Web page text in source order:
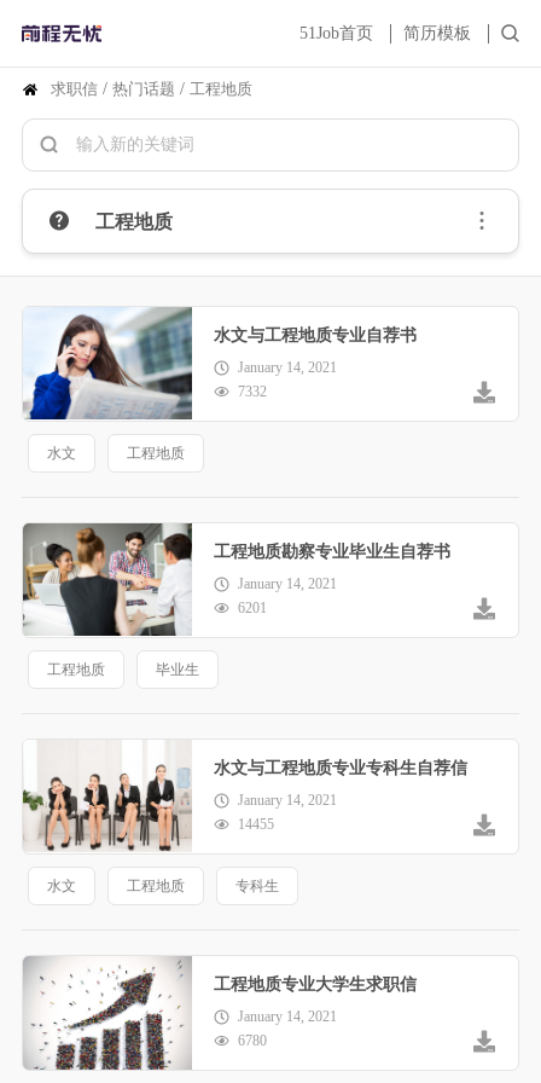
51Job首页 简历模板
求职信 / 热门话题 / 工程地质
工程地质
水文与工程地质专业自荐书
January 14, 2021
7332
水文 工程地质
工程地质勘察专业毕业生自荐书
January 14, 2021
6201
工程地质 毕业生
水文与工程地质专业专科生自荐信
January 14, 2021
14455
水文 工程地质 专科生
工程地质专业大学生求职信
January 14, 2021
6780